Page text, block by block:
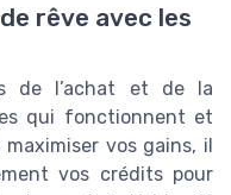
rêve avec les
de l’achat et de la
qui fonctionnent et
vos gains, il
vos crédits pour